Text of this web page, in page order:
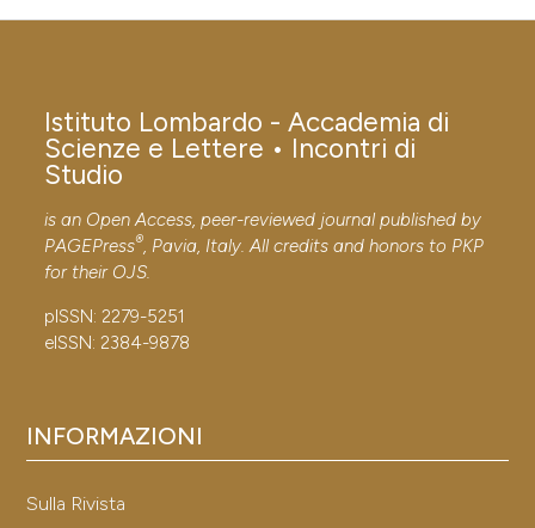
Istituto Lombardo - Accademia di
Scienze e Lettere • Incontri di
Studio
is an Open Access, peer-reviewed journal published by
PAGEPress®, Pavia, Italy. All credits and honors to PKP
for their OJS.
pISSN: 2279-5251
eISSN: 2384-9878
INFORMAZIONI
Sulla Rivista